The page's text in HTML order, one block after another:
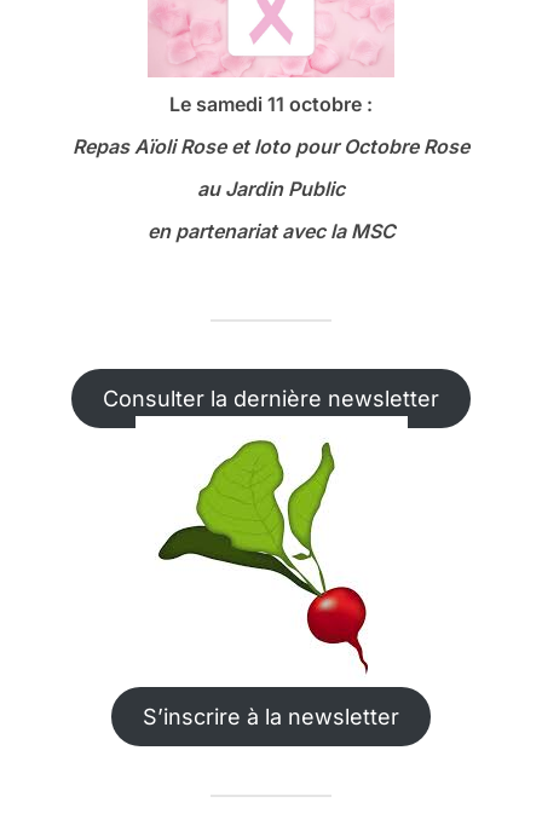
Le samedi 11 octobre :
Repas Aïoli Rose et loto pour Octobre Rose
au Jardin Public
en partenariat avec la MSC
Consulter la dernière newsletter
S’inscrire à la newsletter